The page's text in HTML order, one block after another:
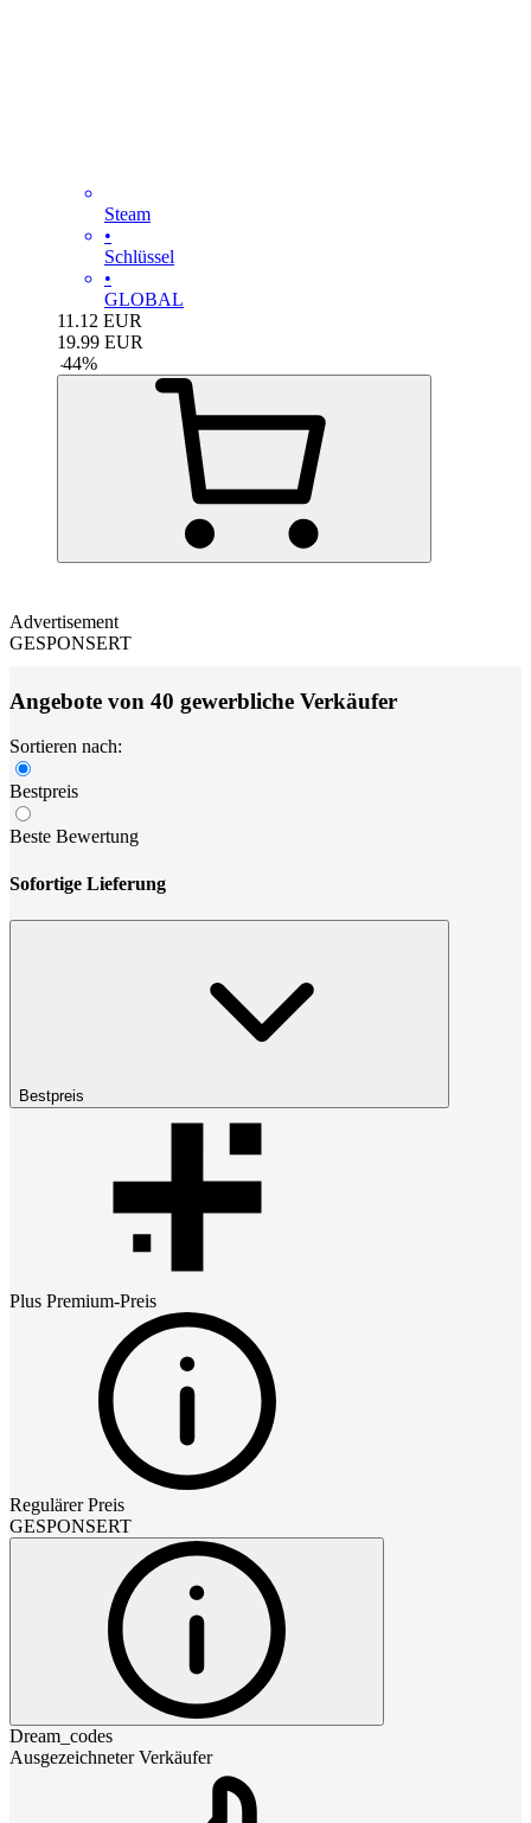
Steam
•
Schlüssel
•
GLOBAL
11.12 EUR
19.99 EUR
-44%
Advertisement
GESPONSERT
Angebote von 40 gewerbliche Verkäufer
Sortieren nach:
Bestpreis
Beste Bewertung
Sofortige Lieferung
Bestpreis
Plus Premium-Preis
Regulärer Preis
GESPONSERT
Dream_codes
Ausgezeichneter Verkäufer